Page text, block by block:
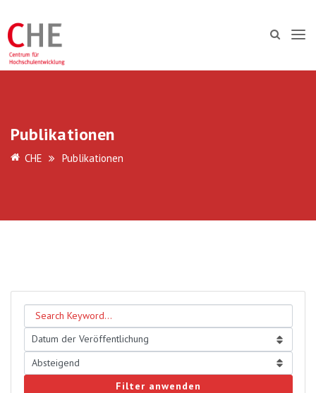
Publikationen
CHE Publikationen
Filter anwenden